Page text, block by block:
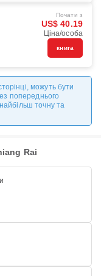
Почати з
US$ 40.19
Ціна/особа
книга
можуть бути
попереднього
точну та
Rai